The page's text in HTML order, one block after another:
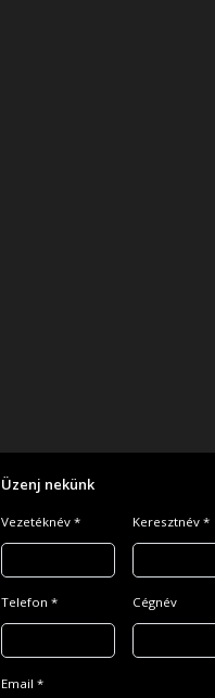
Üzenj nekünk
Vezetéknév * Keresztnév *
Telefon * Cégnév
Email *